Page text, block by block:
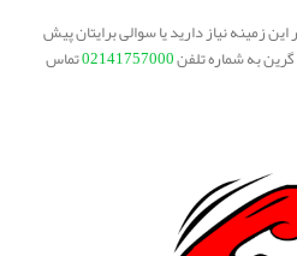
زمینه نیاز دارید یا سوالی برایتان پیش
به شماره تلفن02141757000تماس